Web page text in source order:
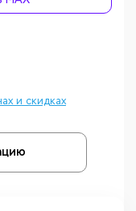
и скидках